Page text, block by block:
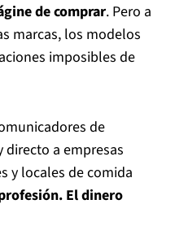
de comprar. Pero a
marcas, los modelos
imposibles de
de
a empresas
y locales de comida
El dinero